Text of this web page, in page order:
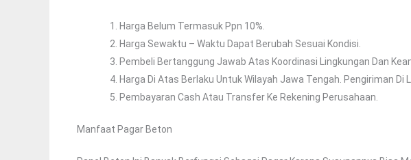
Harga Belum Termasuk Ppn 10%.
Harga Sewaktu – Waktu Dapat Berubah Sesuai Kondisi.
Pembeli Bertanggung Jawab Atas Koordinasi Lingkungan Dan
Harga Di Atas Berlaku Untuk Wilayah Jawa Tengah. Pengiriman Di
Pembayaran Cash Atau Transfer Ke Rekening Perusahaan.
Manfaat Pagar Beton